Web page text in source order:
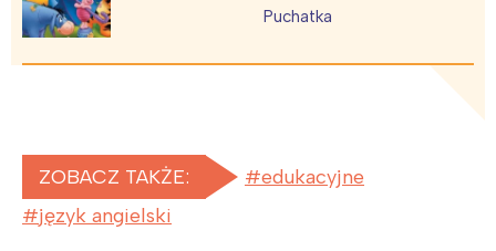
Puchatka
ZOBACZ TAKŻE:
edukacyjne
język angielski